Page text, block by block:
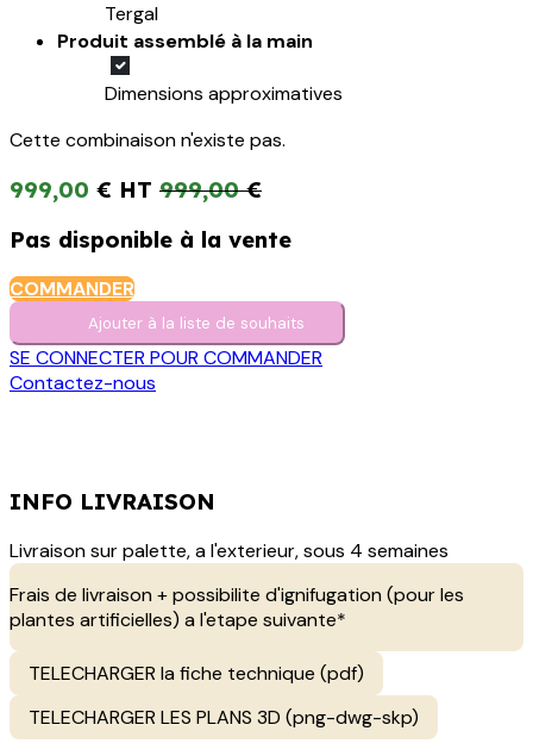
Tergal
Produit assemblé à la main
Dimensions approximatives
Cette combinaison n'existe pas.
999,00 € 999,00€
Pas disponible à la vente
COMMANDER
Ajouter à la liste de s​o​uh​aits
SE CONNECTER POUR COMMANDER
Contactez-nous
INFO LIVRAISON
Livraison sur palette, a l'exterieur, sous 4 semaines
Frais de livraison + possibilite d'ignifugation (pour les
plantes artificielles) a l'etape suivante*
TELECHARGER la fiche technique (pdf)
TELECHARGER LES PLANS 3D (png-dwg-skp)